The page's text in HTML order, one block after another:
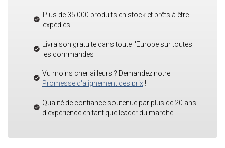
Plus de 35 000 produits en stock et prêts à être
expédiés
Livraison gratuite dans toute l'Europe sur toutes
les commandes
Vu moins cher ailleurs ? Demandez notre
Promesse d'alignement des prix !
Qualité de confiance soutenue par plus de 20 ans
d'expérience en tant que leader du marché